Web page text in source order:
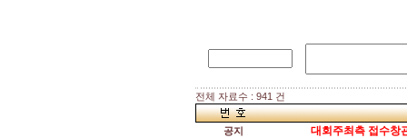
전체 자료수 : 941 건
공지 대회주최측 접수창